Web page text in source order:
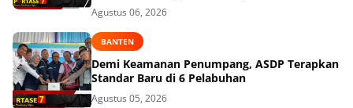
Agustus 06, 2026
BANTEN
Demi Keamanan Penumpang, ASDP Terapkan
Standar Baru di 6 Pelabuhan
Agustus 05, 2026